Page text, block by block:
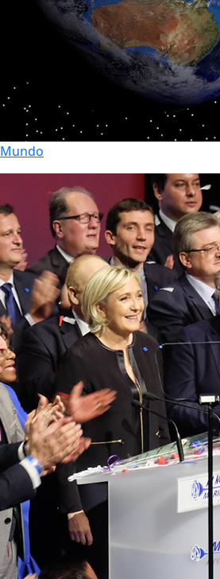
Mundo